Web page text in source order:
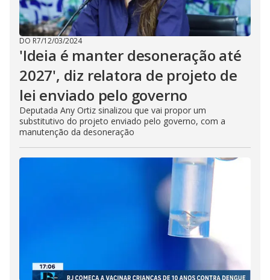
DO R7/12/03/2024
'Ideia é manter desoneração até
2027', diz relatora de projeto de
lei enviado pelo governo
Deputada Any Ortiz sinalizou que vai propor um
substitutivo do projeto enviado pelo governo, com a
manutenção da desoneração